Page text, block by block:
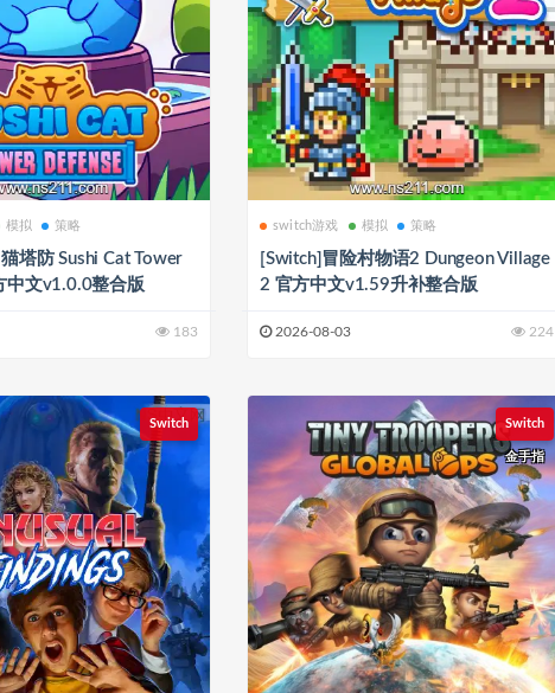
模拟 策略
塔防 Sushi Cat Tower
中文v1.0.0整合版
183
switch游戏 模拟 策略
[Switch]冒险村物语2 Dungeon Village
2 官方中文v1.59升补整合版
2026-08-03 224
Switch Switch
金手指